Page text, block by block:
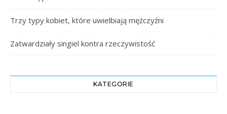
Trzy typy kobiet, które uwielbiają mężczyźni
Zatwardziały singiel kontra rzeczywistość
KATEGORIE